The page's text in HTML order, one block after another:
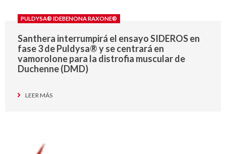
PULDYSA® IDEBENONA RAXONE®
Santhera interrumpirá el ensayo SIDEROS en
fase 3 de Puldysa® y se centrará en
vamorolone para la distrofia muscular de
Duchenne (DMD)
LEER MÁS